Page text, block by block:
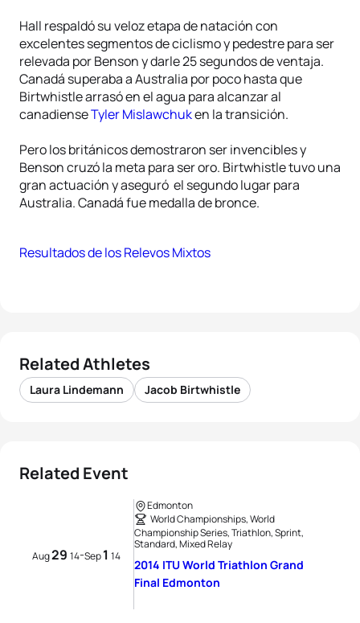
Hall respaldó su veloz etapa de natación con
excelentes segmentos de ciclismo y pedestre para ser
relevada por Benson y darle 25 segundos de ventaja.
Canadá superaba a Australia por poco hasta que
Birtwhistle arrasó en el agua para alcanzar al
canadienseTyler Mislawchuken la transición.
Pero los británicos demostraron ser invencibles y
Benson cruzó la meta para ser oro. Birtwhistle tuvo una
gran actuación y aseguró el segundo lugar para
Australia. Canadá fue medalla de bronce.
Resultados de los Relevos Mixtos
Related Athletes
Laura Lindemann Jacob Birtwhistle
Related Event
Aug29 14-Sep1 14
Edmonton
World Championships, World
Championship Series, Triathlon, Sprint,
Standard, Mixed Relay
2014 ITU World Triathlon Grand
Final Edmonton